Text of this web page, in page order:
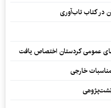
در کتاب تاب‌آوری
خارجی